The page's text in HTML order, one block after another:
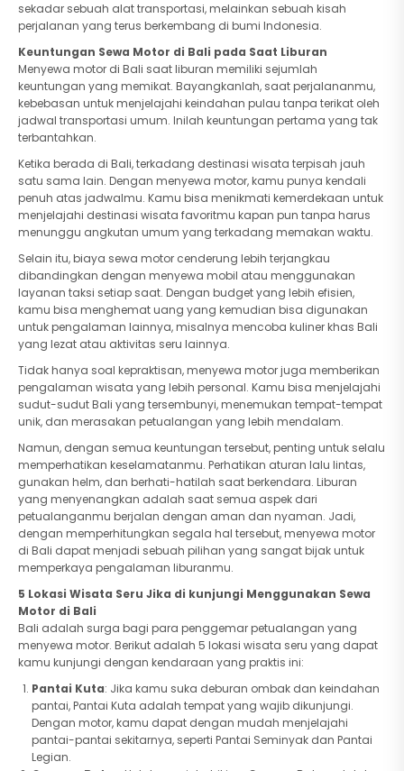
sekadar sebuah alat transportasi, melainkan sebuah kisah
perjalanan yang terus berkembang di bumi Indonesia.
Keuntungan Sewa Motor di Bali pada Saat Liburan
Menyewa motor di Bali saat liburan memiliki sejumlah
keuntungan yang memikat. Bayangkanlah, saat perjalananmu,
kebebasan untuk menjelajahi keindahan pulau tanpa terikat oleh
jadwal transportasi umum. Inilah keuntungan pertama yang tak
terbantahkan.
Ketika berada di Bali, terkadang destinasi wisata terpisah jauh
satu sama lain. Dengan menyewa motor, kamu punya kendali
penuh atas jadwalmu. Kamu bisa menikmati kemerdekaan untuk
menjelajahi destinasi wisata favoritmu kapan pun tanpa harus
menunggu angkutan umum yang terkadang memakan waktu.
Selain itu, biaya sewa motor cenderung lebih terjangkau
dibandingkan dengan menyewa mobil atau menggunakan
layanan taksi setiap saat. Dengan budget yang lebih efisien,
kamu bisa menghemat uang yang kemudian bisa digunakan
untuk pengalaman lainnya, misalnya mencoba kuliner khas Bali
yang lezat atau aktivitas seru lainnya.
Tidak hanya soal kepraktisan, menyewa motor juga memberikan
pengalaman wisata yang lebih personal. Kamu bisa menjelajahi
sudut-sudut Bali yang tersembunyi, menemukan tempat-tempat
unik, dan merasakan petualangan yang lebih mendalam.
Namun, dengan semua keuntungan tersebut, penting untuk selalu
memperhatikan keselamatanmu. Perhatikan aturan lalu lintas,
gunakan helm, dan berhati-hatilah saat berkendara. Liburan
yang menyenangkan adalah saat semua aspek dari
petualanganmu berjalan dengan aman dan nyaman. Jadi,
dengan memperhitungkan segala hal tersebut, menyewa motor
di Bali dapat menjadi sebuah pilihan yang sangat bijak untuk
memperkaya pengalaman liburanmu.
5 Lokasi Wisata Seru Jika di kunjungi Menggunakan Sewa
Motor di Bali
Bali adalah surga bagi para penggemar petualangan yang
menyewa motor. Berikut adalah 5 lokasi wisata seru yang dapat
kamu kunjungi dengan kendaraan yang praktis ini:
Pantai Kuta: Jika kamu suka deburan ombak dan keindahan
pantai, Pantai Kuta adalah tempat yang wajib dikunjungi.
Dengan motor, kamu dapat dengan mudah menjelajahi
pantai-pantai sekitarnya, seperti Pantai Seminyak dan Pantai
Legian.